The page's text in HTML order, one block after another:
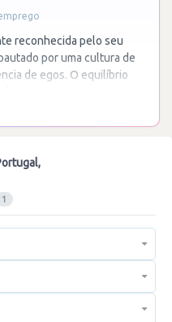
reconhecida pelo seu
por uma cultura de
de egos. O equilíbrio
1